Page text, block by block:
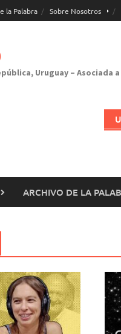
la Palabra Sobre Nosotros
Uruguay –
ARCHIVO DE LA